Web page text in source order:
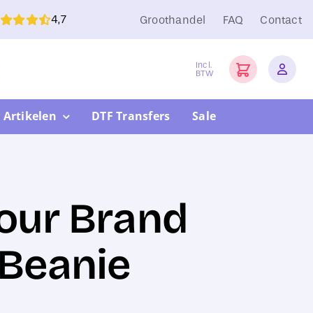
4,7 Groothandel FAQ Contact
Incl.
BTW
Artikelen DTF Transfers Sale
Brand